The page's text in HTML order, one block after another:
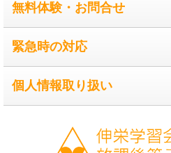
無料体験・お問合せ
緊急時の対応
個人情報取り扱い